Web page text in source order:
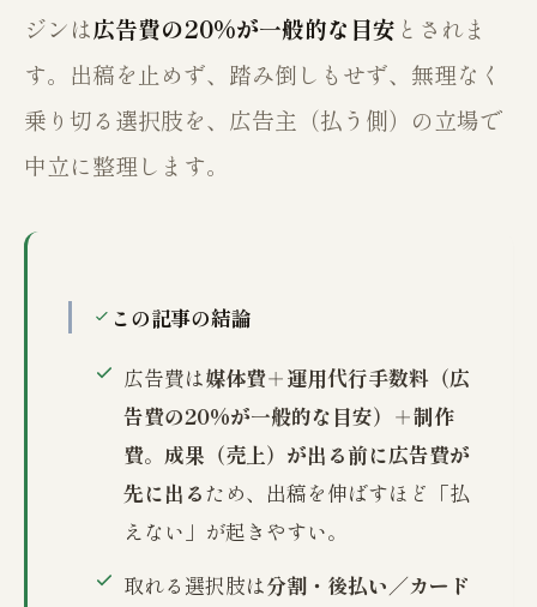
ジンは広告費の20%が一般的な目安 とされま
す。出稿を止めず、踏み倒しもせず、無理なく
乗り切る選択肢を、広告主（払う側）の立場で
中立に整理します。
この記事の結論
広告費は媒体費＋運用代行手数料（広
告費の20%が一般的な目安）＋制作
費。 成果（売上）が出る前に広告費が
先に出るため、出稿を伸ばすほど「払
えない」が起きやすい。
取れる選択肢は分割・後払い／カード